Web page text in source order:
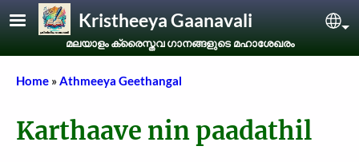
Skip to main contentKristheeya Gaanavali
മലയാളം ക്രൈസ്തവ ഗാനങ്ങളുടെ മഹാശേഖരം
Breadcrumb
Home Athmeeya Geethangal
Karthaave nin paadathil